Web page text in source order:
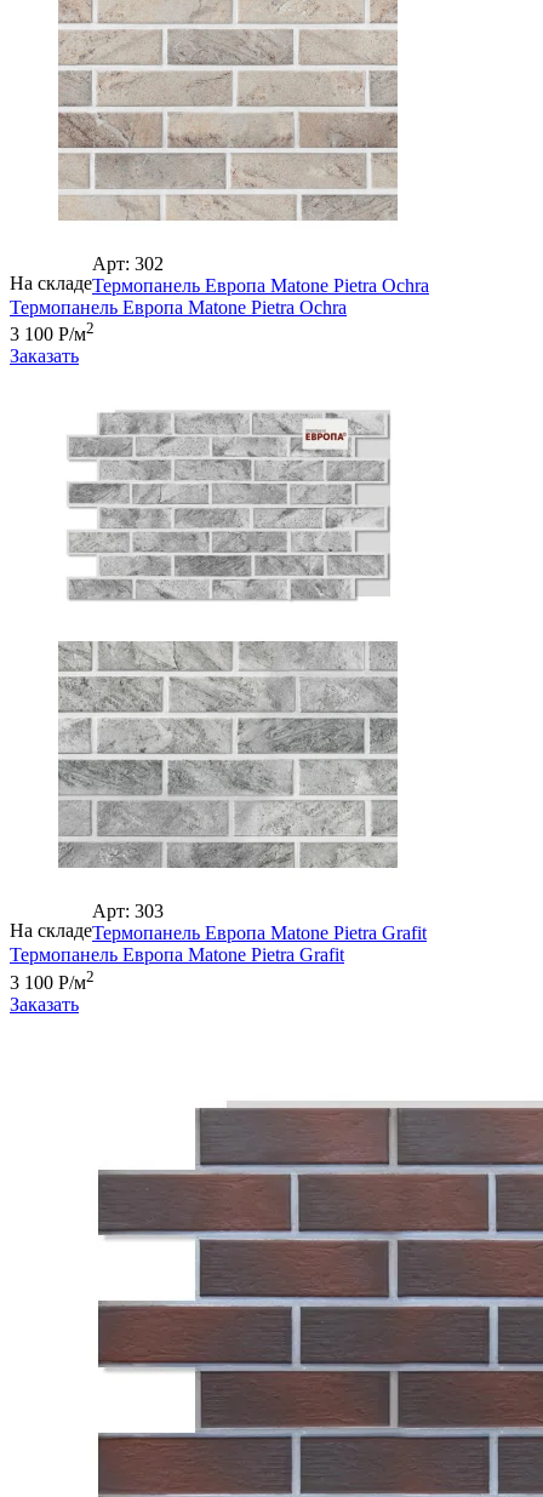
На складе
Арт: 302
Термопанель Европа Matone Pietra Ochra
Термопанель Европа Matone Pietra Ochra
3 100 Р/м2
Заказать
На складе
Арт: 303
Термопанель Европа Matone Pietra Grafit
Термопанель Европа Matone Pietra Grafit
3 100 Р/м2
Заказать